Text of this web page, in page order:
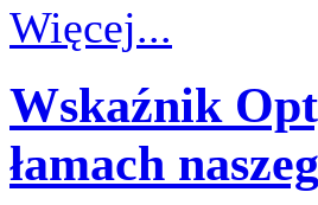
Więcej...
Wskaźnik
łamach